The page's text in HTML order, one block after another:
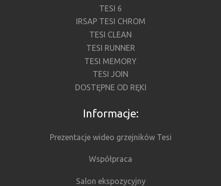
TESI 6
IRSAP TESI CHROM
TESI CLEAN
TESI RUNNER
TESI MEMORY
TESI JOIN
DOSTĘPNE OD RĘKI
Informacje:
Prezentacje wideo grzejników Tesi
Współpraca
Salon ekspozycyjny